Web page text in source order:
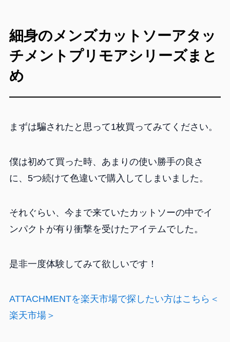
細身のメンズカットソーアタッ
チメントプリモアシリーズまと
め
まずは騙されたと思って1枚買ってみてください。
僕は初めて買った時、あまりの使い勝手の良さ
に、5つ続けて色違いで購入してしまいました。
それぐらい、今まで来ていたカットソーの中でイ
ンパクトが有り衝撃を受けたアイテムでした。
是非一度体験してみて欲しいです！
ATTACHMENTを楽天市場で探したい方はこちら＜
楽天市場＞